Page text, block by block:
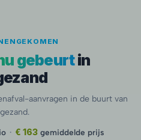
gebeurtin
aanvragen in de buurt van
· € 163gemiddelde prijs